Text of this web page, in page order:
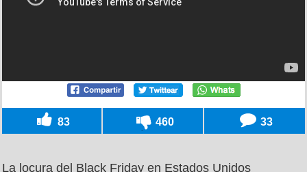
83 460 33
La locura del Black Friday en Estados Unidos